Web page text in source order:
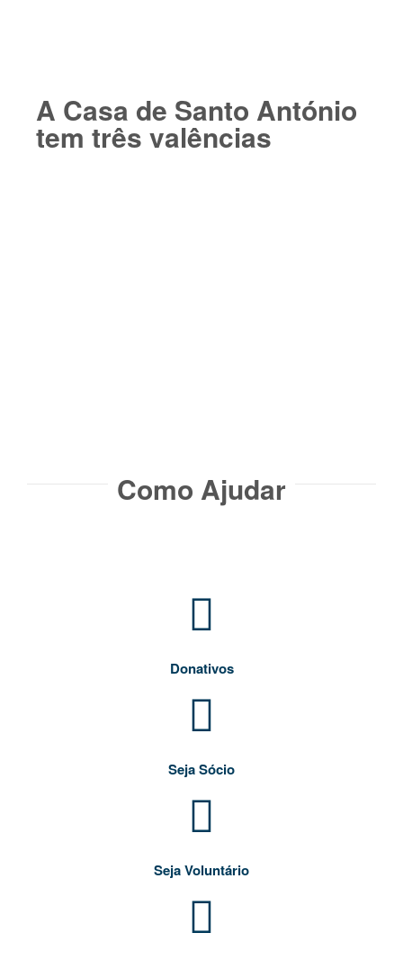
A Casa de Santo António
tem três valências​
Como Ajudar​
Donativos
Seja Sócio
Seja Voluntário